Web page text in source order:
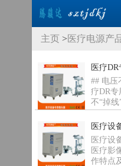
主页 >医疗电源产
用稳压器
医疗
## 电压
疗DR专
不“掉线
医疗设
医疗设
医疗影
作特点